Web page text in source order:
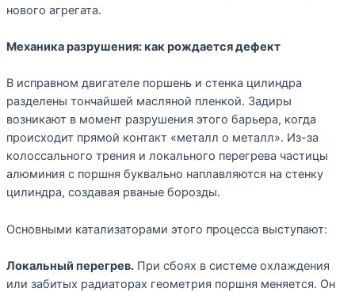
нового агрегата.
Механика разрушения: как рождается дефект
В исправном двигателе поршень и стенка цилиндра
разделены тончайшей масляной пленкой. Задиры
возникают в момент разрушения этого барьера, когда
происходит прямой контакт «металл о металл». Из-за
колоссального трения и локального перегрева частицы
алюминия с поршня буквально наплавляются на стенку
цилиндра, создавая рваные борозды.
Основными катализаторами этого процесса выступают:
Локальный перегрев.При сбоях в системе охлаждения
или забитых радиаторах геометрия поршня меняется. Он